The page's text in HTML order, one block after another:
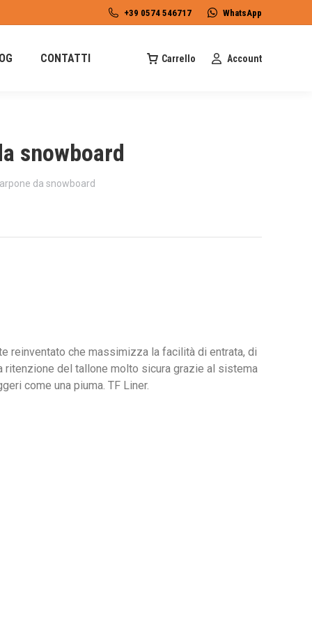
+39 0574 546717 WhatsApp
CONTATTI Carrello Account
snowboard
da snowboard
reinventato che massimizza la facilità di entrata, di
ritenzione del tallone molto sicura grazie al sistema
come una piuma. TF Liner.